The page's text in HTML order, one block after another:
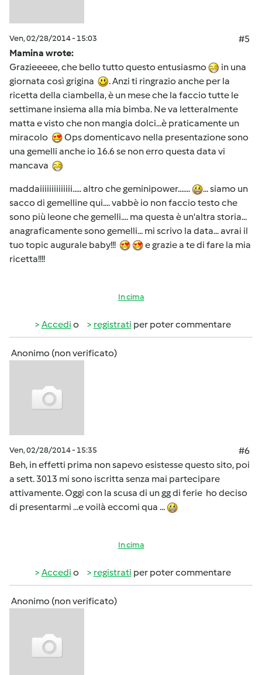
Ven, 02/28/2014 - 15:03
#5
Mamina wrote:
Grazieeeee, che bello tutto questo entusiasmo
in una
giornata così grigina
. Anzi ti ringrazio anche per la
ricetta della ciambella, è un mese che la faccio tutte le
settimane insiema alla mia bimba. Ne va letteralmente
matta e visto che non mangia dolci...è praticamente un
miracolo
Ops domenticavo nella presentazione sono
una gemelli anche io 16.6 se non erro questa data vi
mancava
maddaiiiiiiiiiiiiii..... altro che geminipower.......
... siamo un
sacco di gemelline qui.... vabbè io non faccio testo che
sono più leone che gemelli.... ma questa è un'altra storia...
anagraficamente sono gemelli... mi scrivo la data... avrai il
tuo topic augurale baby!!!
e grazie a te di fare la mia
ricetta!!!!
In cima
Accedi o registrati per poter commentare
Anonimo (non verificato)
Ven, 02/28/2014 - 15:35
#6
Beh, in effetti prima non sapevo esistesse questo sito, poi
a sett. 3013 mi sono iscritta senza mai partecipare
attivamente. Oggi con la scusa di un gg di ferie ho deciso
di presentarmi ...e voilà eccomi qua ...
In cima
Accedi o registrati per poter commentare
Anonimo (non verificato)